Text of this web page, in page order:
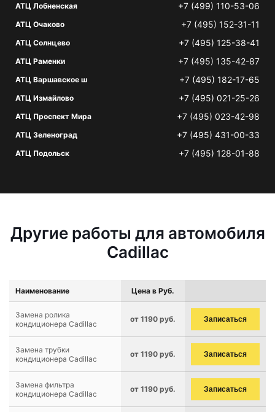
АТЦ Лобненская +7 (499) 110-53-06
АТЦ Очаково +7 (495) 152-31-11
АТЦ Солнцево +7 (495) 125-38-41
АТЦ Раменки +7 (495) 135-42-87
АТЦ Варшавское ш +7 (495) 182-17-65
АТЦ Измайлово +7 (495) 021-25-26
АТЦ Проспект Мира +7 (495) 023-42-98
АТЦ Зеленоград +7 (495) 431-00-33
АТЦ Подольск +7 (495) 128-01-88
Другие работы для автомобиля
Cadillac
Наименование Цена в Руб.
Замена ролика
кондиционера Cadillac
от 1190 руб. Записаться
Замена трубки
кондиционера Cadillac
от 1190 руб. Записаться
Замена фильтра
кондиционера Cadillac
от 1190 руб. Записаться